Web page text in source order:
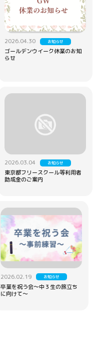
2026.04.30 お知らせ
ゴールデンウイーク休業のお知
らせ
2026.03.04 お知らせ
東京都フリースクール等利用者
助成金のご案内
2026.02.19 お知らせ
卒業を祝う会～中３生の旅立ち
に向けて～